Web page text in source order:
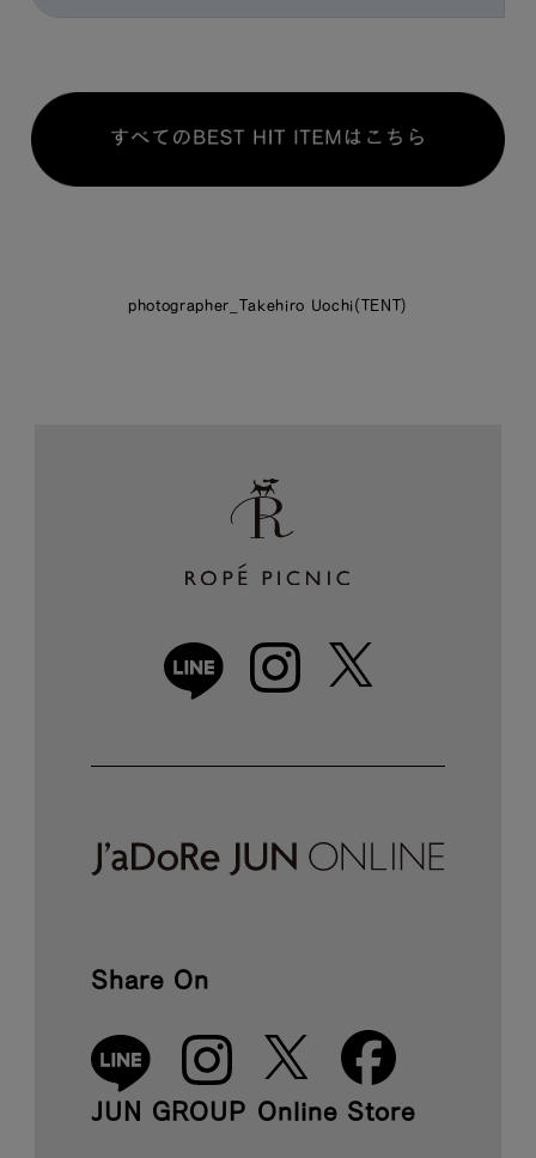
photographer_Takehiro Uochi(TENT)
Share On
JUN GROUP Online Store